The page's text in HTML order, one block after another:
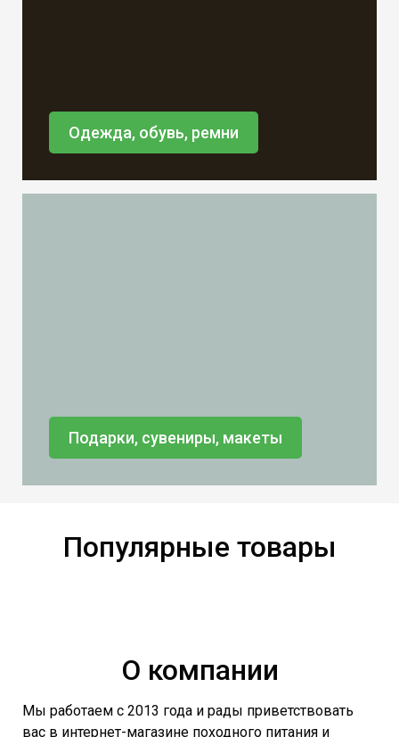
Одежда, обувь, ремни
Подарки, сувениры, макеты
Популярные товары
О компании
Мы работаем с 2013 года и рады приветствовать
вас в интернет-магазине походного питания и